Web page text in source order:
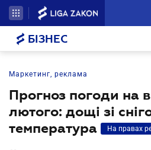
БІЗНЕС
Маркетинг, реклама
Прогноз погоди на
лютого: дощі зі
температура
На правах